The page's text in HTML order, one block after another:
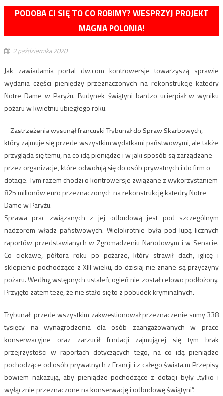
PODOBA CI SIĘ TO CO ROBIMY? WESPRZYJ PROJEKT
MAGNA POLONIA!
2 października 2020
Jak zawiadamia portal dw.com kontrowersje towarzyszą sprawie
wydania części pieniędzy przeznaczonych na rekonstrukcję katedry
Notre Dame w Paryżu. Budynek świątyni bardzo ucierpiał w wyniku
pożaru w kwietniu ubiegłego roku.
Zastrzeżenia wysunął francuski Trybunał do Spraw Skarbowych,
który zajmuje się przede wszystkim wydatkami państwowymi, ale także
przygląda się temu, na co idą pieniądze i w jaki sposób są zarządzane
przez organizacje, które odwołują się do osób prywatnych i do firm o
dotacje. Tym razem chodzi o kontrowersje związane z wykorzystaniem
825 milionów euro przeznaczonych na rekonstrukcję katedry Notre
Dame w Paryżu.
Sprawa prac związanych z jej odbudową jest pod szczególnym
nadzorem władz państwowych. Wielokrotnie była pod lupą licznych
raportów przedstawianych w Zgromadzeniu Narodowym i w Senacie.
Co ciekawe, półtora roku po pożarze, który strawił dach, iglicę i
sklepienie pochodzące z XIII wieku, do dzisiaj nie znane są przyczyny
pożaru. Według wstępnych ustaleń, ogień nie został celowo podłożony.
Przyjęto zatem tezę, że nie stało się to z pobudek kryminalnych.
Trybunał przede wszystkim zakwestionował przeznaczenie sumy 338
tysięcy na wynagrodzenia dla osób zaangażowanych w prace
konserwacyjne oraz zarzucił fundacji zajmującej się tym brak
przejrzystości w raportach dotyczących tego, na co idą pieniądze
pochodzące od osób prywatnych z Francji i z całego świata.m Przepisy
bowiem nakazują, aby pieniądze pochodzące z dotacji były „tylko i
wyłącznie przeznaczone na konserwację i odbudowę świątyni”.